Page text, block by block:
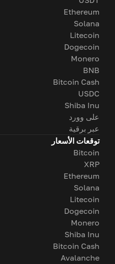
Ethereum
Solana
Litecoin
Dogecoin
Monero
BNB
Bitcoin Cash
USDC
Shiba Inu
على وورد
عبر برقية
توقعات الأسعار
Bitcoin
XRP
Ethereum
Solana
Litecoin
Dogecoin
Monero
Shiba Inu
Bitcoin Cash
Avalanche